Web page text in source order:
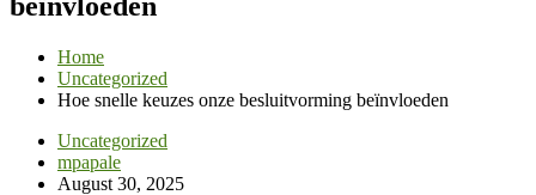
Home
Uncategorized
Hoe snelle keuzes onze besluitvorming beïnvloeden
Uncategorized
mpapale
August 30, 2025